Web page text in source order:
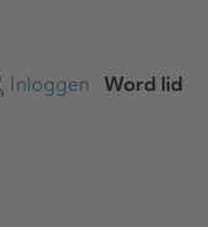
Inloggen Word lid